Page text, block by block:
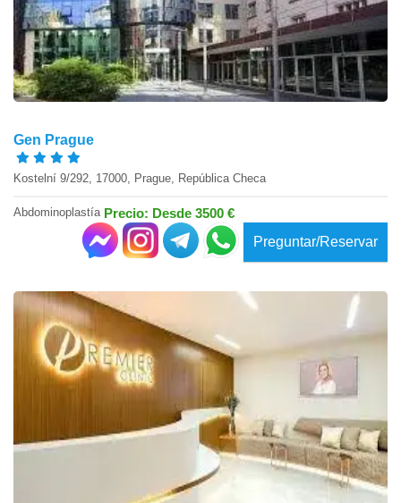
Gen Prague
Kostelní 9/292, 17000, Prague, República Checa
Abdominoplastía Precio: Desde 3500 €
Preguntar/Reservar